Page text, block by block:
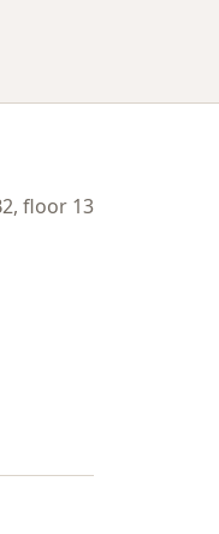
floor 13
nueva pestaña